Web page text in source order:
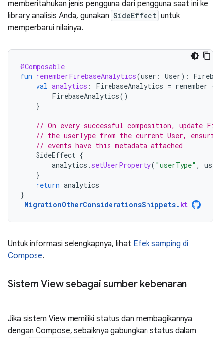
memberitahukan jenis pengguna dari pengguna saat ini ke
library analisis Anda, gunakan SideEffect untuk
memperbarui nilainya.
@Composable
fun rememberFirebaseAnalytics(user : User):
val analytics : FirebaseAnalytics = remember {
FirebaseAnalytics()
}
// On every successful composition, update
// the userType from the current User,
// events have this metadata attached
SideEffect {
analytics . setUserProperty( "userType" , user
}
return analytics
}
MigrationOtherConsiderationsSnippets. kt
Untuk informasi selengkapnya, lihat Efek samping di
Compose.
Sistem View sebagai sumber kebenaran
Jika sistem View memiliki status dan membagikannya
dengan Compose, sebaiknya gabungkan status dalam